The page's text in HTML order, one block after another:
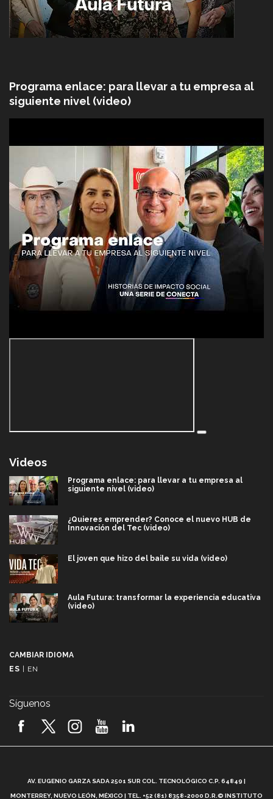
Programa enlace: para llevar a tu empresa al
siguiente nivel (video)
Videos
Programa enlace: para llevar a tu empresa al
siguiente nivel (video)
¿Quieres emprender? Conoce el nuevo HUB de
Innovación del Tec (video)
El joven que hizo del baile su vida (video)
Aula Futura: transformar la experiencia educativa
(video)
2026! (video)
¿Cómo es el Modelo Educativo Tec? (video)
CAMBIAR IDIOMA
ES
EN
Síguenos
AV. EUGENIO GARZA SADA 2501 SUR COL. TECNOLÓGICO C.P. 64849 |
MONTERREY, NUEVO LEÓN, MÉXICO | TEL. +52 (81) 8358-2000 D.R.© INSTITUTO